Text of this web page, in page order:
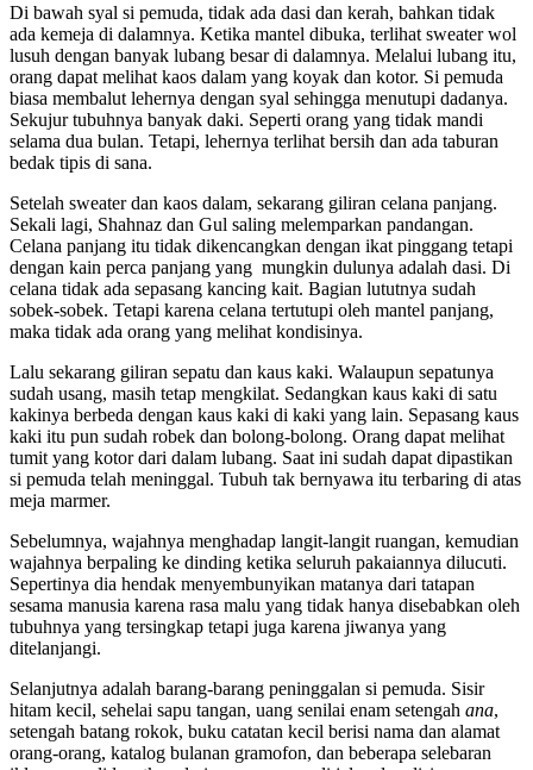
Di bawah syal si pemuda, tidak ada dasi dan kerah, bahkan tidak
ada kemeja di dalamnya. Ketika mantel dibuka, terlihat sweater wol
lusuh dengan banyak lubang besar di dalamnya. Melalui lubang itu,
orang dapat melihat kaos dalam yang koyak dan kotor. Si pemuda
biasa membalut lehernya dengan syal sehingga menutupi dadanya.
Sekujur tubuhnya banyak daki. Seperti orang yang tidak mandi
selama dua bulan. Tetapi, lehernya terlihat bersih dan ada taburan
bedak tipis di sana.
Setelah sweater dan kaos dalam, sekarang giliran celana panjang.
Sekali lagi, Shahnaz dan Gul saling melemparkan pandangan.
Celana panjang itu tidak dikencangkan dengan ikat pinggang tetapi
dengan kain perca panjang yang mungkin dulunya adalah dasi. Di
celana tidak ada sepasang kancing kait. Bagian lututnya sudah
sobek-sobek. Tetapi karena celana tertutupi oleh mantel panjang,
maka tidak ada orang yang melihat kondisinya.
Lalu sekarang giliran sepatu dan kaus kaki. Walaupun sepatunya
sudah usang, masih tetap mengkilat. Sedangkan kaus kaki di satu
kakinya berbeda dengan kaus kaki di kaki yang lain. Sepasang kaus
kaki itu pun sudah robek dan bolong-bolong. Orang dapat melihat
tumit yang kotor dari dalam lubang. Saat ini sudah dapat dipastikan
si pemuda telah meninggal. Tubuh tak bernyawa itu terbaring di atas
meja marmer.
Sebelumnya, wajahnya menghadap langit-langit ruangan, kemudian
wajahnya berpaling ke dinding ketika seluruh pakaiannya dilucuti.
Sepertinya dia hendak menyembunyikan matanya dari tatapan
sesama manusia karena rasa malu yang tidak hanya disebabkan oleh
tubuhnya yang tersingkap tetapi juga karena jiwanya yang
ditelanjangi.
Selanjutnya adalah barang-barang peninggalan si pemuda. Sisir
hitam kecil, sehelai sapu tangan, uang senilai enam setengah ana,
setengah batang rokok, buku catatan kecil berisi nama dan alamat
orang-orang, katalog bulanan gramofon, dan beberapa selebaran